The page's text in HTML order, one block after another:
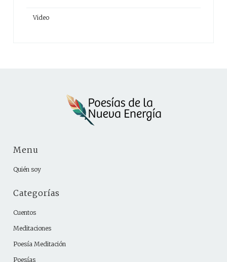
Video
Menu
Quién soy
Categorías
Cuentos
Meditaciones
Poesía Meditación
Poesías